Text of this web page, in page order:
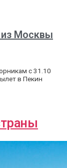
Москвы
с 31.10
в Пекин